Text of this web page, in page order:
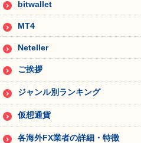
bitwallet
MT4
Neteller
ご挨拶
ジャンル別ランキング
仮想通貨
各海外FX業者の詳細・特徴